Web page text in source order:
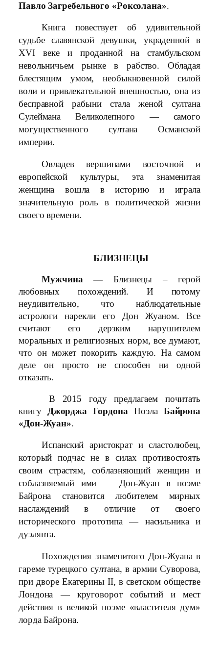
Павло Загребельного «Роксолана».
Книга повествует об удивительной
судьбе славянской девушки, украденной в
XVI веке и проданной на стамбульском
невольничьем рынке в рабство. Обладая
блестящим умом, необыкновенной силой
воли и привлекательной внешностью, она из
бесправной рабыни стала женой султана
Сулеймана Великолепного — самого
могущественного султана Османской
империи.
Овладев вершинами восточной и
европейской культуры, эта знаменитая
женщина вошла в историю и играла
значительную роль в политической жизни
своего времени.
БЛИЗНЕЦЫ
Мужчина —Близнецы – герой
любовных похождений. И потому
неудивительно, что наблюдательные
астрологи нарекли его Дон Жуаном. Все
считают его дерзким нарушителем
моральных и религиозных норм, все думают,
что он может покорить каждую. На самом
деле он просто не способен ни одной
отказать.
В 2015 году предлагаем почитать
книгу
Джорджа Гордона Ноэла Байрона
«Дон-Жуан».
Испанский аристократ и сластолюбец,
который подчас не в силах противостоять
своим страстям, соблазняющий женщин и
соблазняемый ими — Дон-Жуан в поэме
Байрона становится любителем мирных
наслаждений в отличие от своего
исторического прототипа — насильника и
дуэлянта.
Похождения знаменитого Дон-Жуана в
гареме турецкого султана, в армии Суворова,
при дворе Екатерины II, в светском обществе
Лондона — круговорот событий и мест
действия в великой поэме «властителя дум»
лорда Байрона.